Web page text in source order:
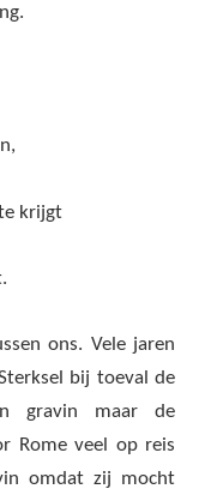
krijgt
ons. Vele jaren
bij toeval de
gravin maar de
Rome veel op reis
omdat zij mocht